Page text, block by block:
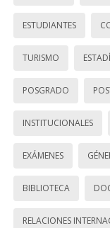
ESTUDIANTES
TURISMO
POSGRADO
INSTITUCIONALES
EXÁMENES
BIBLIOTECA
RELACIONES